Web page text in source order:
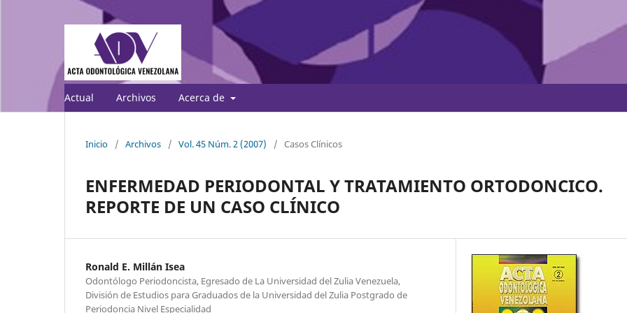
Actual Archivos Acerca de
Inicio / Archivos / Vol. 45 Núm. 2 (2007) / Casos Clínicos
ENFERMEDAD PERIODONTAL Y TRATAMIENTO ORTODONCICO.
REPORTE DE UN CASO CLÍNICO
Ronald E. Millán Isea
Odontólogo Periodoncista, Egresado de La Universidad del Zulia Venezuela,
División de Estudios para Graduados de la Universidad del Zulia Postgrado de
Periodoncia Nivel Especialidad